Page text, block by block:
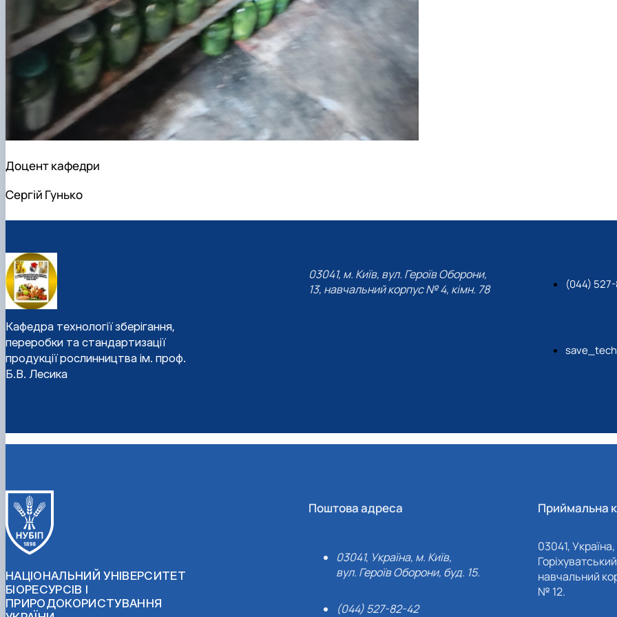
Доцент кафедри
Сергій Гунько
Кафедра технології зберігання,
переробки та стандартизації
продукції рослинництва ім. проф.
Б.В. Лесика
03041, м. Київ, вул. Героїв Оборони,
13, навчальний корпус № 4, кімн. 78
(044)
НАЦІОНАЛЬНИЙ УНІВЕРСИТЕТ
БІОРЕСУРСІВ І
ПРИРОДОКОРИСТУВАННЯ
Поштова адреса
03041, Україна, м. Київ,
вул. Героїв Оборони, буд. 15.
(044) 527-82-42
Приймальна
03041,
навчальний
№ 12.